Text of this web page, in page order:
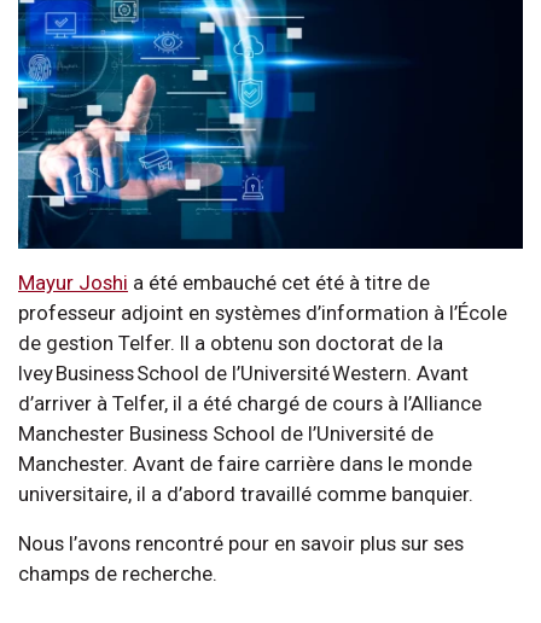
Mayur Joshi a été embauché cet été à titre de
professeur adjoint en systèmes d’information à l’École
de gestion Telfer. Il a obtenu son doctorat de la
Ivey Business School de l’Université Western. Avant
d’arriver à Telfer, il a été chargé de cours à l’Alliance
Manchester Business School de l’Université de
Manchester. Avant de faire carrière dans le monde
universitaire, il a d’abord travaillé comme banquier.
Nous l’avons rencontré pour en savoir plus sur ses
champs de recherche.